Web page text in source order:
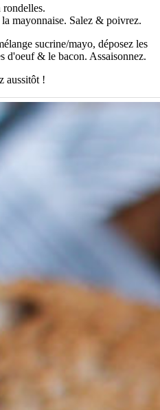
rondelles.
mayonnaise. Salez & poivrez.
sucrine/mayo, déposez les
d'oeuf & le bacon. Assaisonnez.
aussitôt !